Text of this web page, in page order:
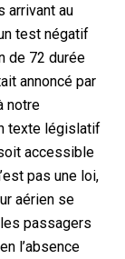
arrivant au
test négatif
de 72 durée
annoncé par
notre
texte législatif
accessible
pas une loi,
aérien se
les passagers
en l’absence